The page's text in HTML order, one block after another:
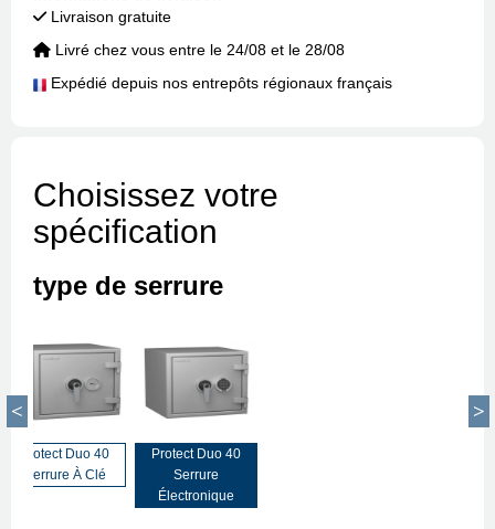
Choisissez votre
spécification
type de serrure
Protect Duo 40
Serrure À Clé
Protect Duo 40
Serrure
Électronique
Livraison gratuite
Livré chez vous entre le 24/08 et le 28/08
Expédié depuis nos entrepôts régionaux français